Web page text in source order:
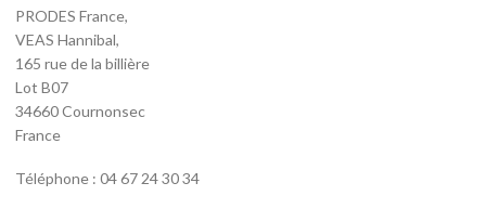
PRODES France,
VEAS Hannibal,
165 rue de la billière
Lot B07
34660 Cournonsec
France
Téléphone : 04 67 24 30 34